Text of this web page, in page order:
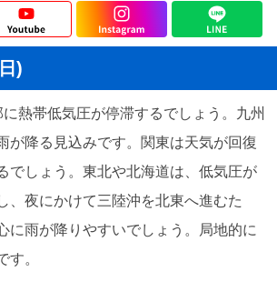
)
熱帯低気圧が停滞するでしょう。九州
が降る見込みです。関東は天気が回復
でしょう。東北や北海道は、低気圧が
、夜にかけて三陸沖を北東へ進むた
に雨が降りやすいでしょう。局地的に
す。